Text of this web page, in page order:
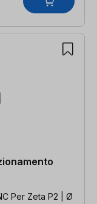
Per Zeta P2 | Ø